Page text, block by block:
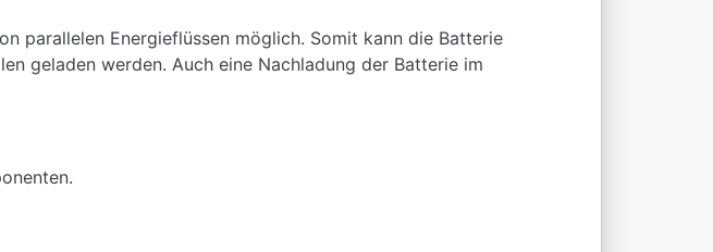
parallelen Energieflüssen möglich. Somit kann die Batterie
geladen werden. Auch eine Nachladung der Batterie im